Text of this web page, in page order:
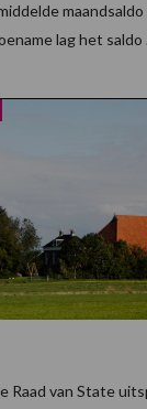
lag het saldo
Raad van State